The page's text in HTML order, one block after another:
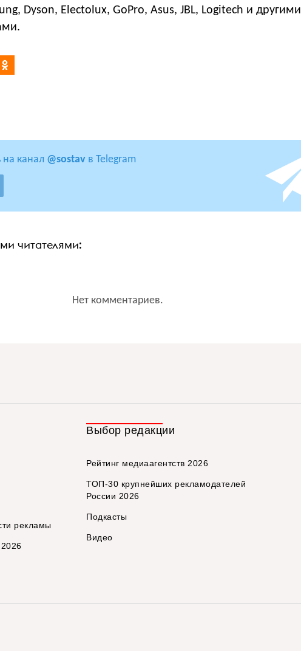
Dyson, Electolux, GoPro, Asus, JBL, Logitech и другими
канал @sostav в Telegram
читателями:
Нет комментариев.
рекламы
Выбор редакции
Рейтинг медиаагентств 2026
ТОП-30 крупнейших рекламодателей
России 2026
Подкасты
Видео